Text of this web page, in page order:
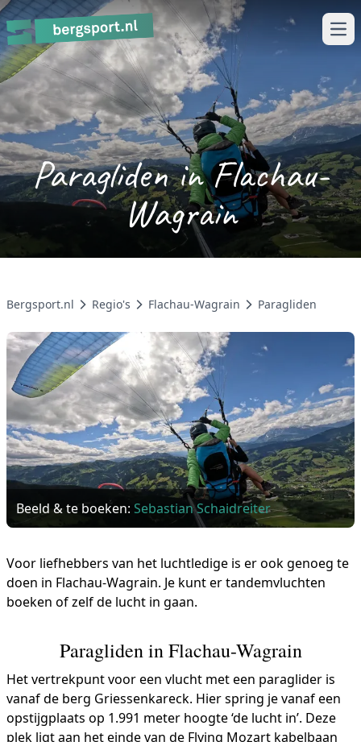
Paragliden in Flachau-
Wagrain
Bergsport.nl Regio's Flachau-Wagrain Paragliden
Beeld & te boeken: Sebastian Schaidreiter
Voor liefhebbers van het luchtledige is er ook genoeg te
doen in Flachau-Wagrain. Je kunt er tandemvluchten
boeken of zelf de lucht in gaan.
Paragliden in Flachau-Wagrain
Het vertrekpunt voor een vlucht met een paraglider is
vanaf de berg Griessenkareck. Hier spring je vanaf een
opstijgplaats op 1.991 meter hoogte ‘de lucht in’. Deze
plek ligt aan het einde van de Flying Mozart kabelbaan